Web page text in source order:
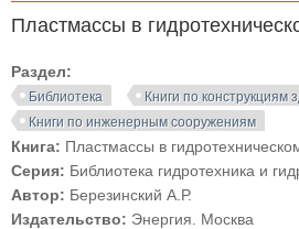
Пластмассы в
Раздел:
Библиотека
Книги по конструкциям
Книги по инженерным сооружениям
Книга: Пластмассы в
Серия: Библиотека гидротехника и
Автор: Березинский А.Р.
Издательство: Энергия. Москва